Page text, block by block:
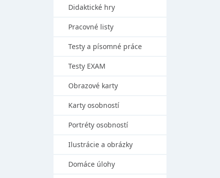
Didaktické hry
Pracovné listy
Testy a písomné práce
Testy EXAM
Obrazové karty
Karty osobností
Portréty osobností
Ilustrácie a obrázky
Domáce úlohy